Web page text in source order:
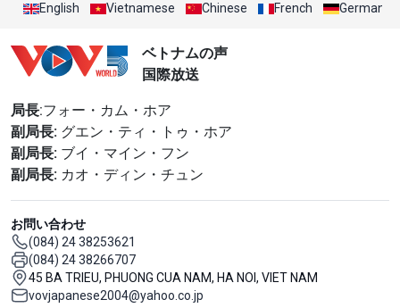
English Vietnamese Chinese French German
ベトナムの声
国際放送
局長:フォー・カム・ホア
副局長: グエン・ティ・トゥ・ホア
副局長: ブイ・マイン・フン
副局長: カオ・ディン・チュン
お問い合わせ
(084) 24 38253621
(084) 24 38266707
45 BA TRIEU, PHUONG CUA NAM, HA NOI, VIET NAM
vovjapanese2004@yahoo.co.jp